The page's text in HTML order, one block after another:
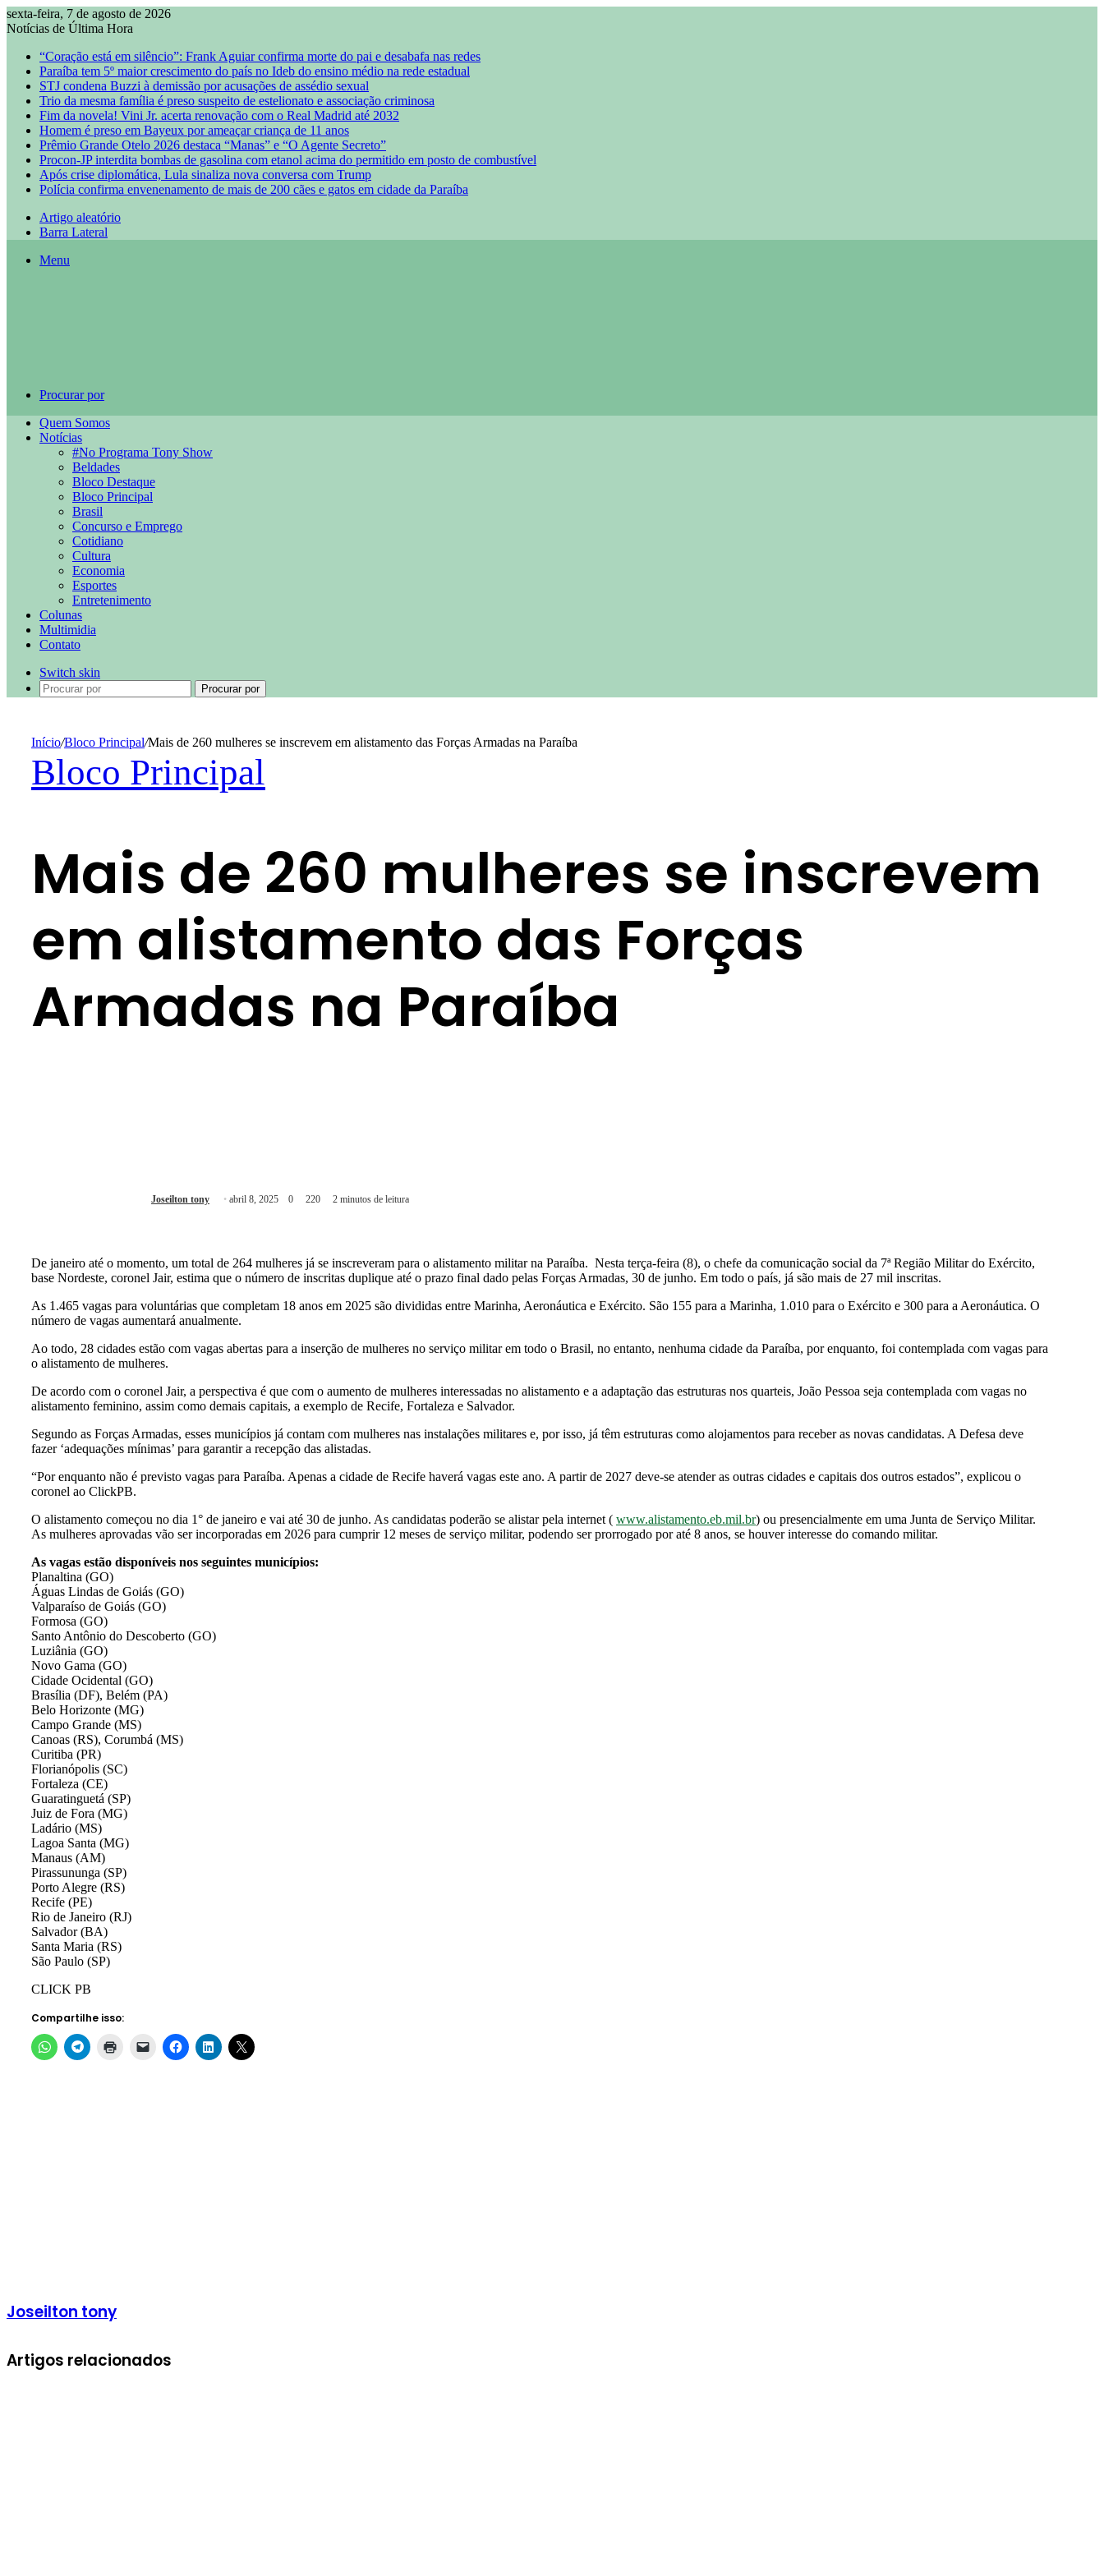
sexta-feira, 7 de agosto de 2026
Notícias de Última Hora
“Coração está em silêncio”: Frank Aguiar confirma morte do pai e desabafa nas redes
Paraíba tem 5º maior crescimento do país no Ideb do ensino médio na rede estadual
STJ condena Buzzi à demissão por acusações de assédio sexual
Trio da mesma família é preso suspeito de estelionato e associação criminosa
Fim da novela! Vini Jr. acerta renovação com o Real Madrid até 2032
Homem é preso em Bayeux por ameaçar criança de 11 anos
Prêmio Grande Otelo 2026 destaca “Manas” e “O Agente Secreto”
Procon-JP interdita bombas de gasolina com etanol acima do permitido em posto de combustível
Após crise diplomática, Lula sinaliza nova conversa com Trump
Polícia confirma envenenamento de mais de 200 cães e gatos em cidade da Paraíba
Artigo aleatório
Barra Lateral
Menu
Procurar por
Quem Somos
Notícias
#No Programa Tony Show
Beldades
Bloco Destaque
Bloco Principal
Brasil
Concurso e Emprego
Cotidiano
Cultura
Economia
Esportes
Entretenimento
Colunas
Multimidia
Contato
Switch skin
Procurar por
Início/Bloco Principal/Mais de 260 mulheres se inscrevem em alistamento das Forças Armadas na Paraíba
Bloco Principal
Mais de 260 mulheres se inscrevem
em alistamento das Forças
Armadas na Paraíba
Joseilton tony abril 8, 2025 0 220 2 minutos de leitura
De janeiro até o momento, um total de 264 mulheres já se inscreveram para o alistamento militar na Paraíba. Nesta terça-feira (8), o chefe da comunicação social da 7ª Região Militar do Exército,
base Nordeste, coronel Jair, estima que o número de inscritas duplique até o prazo final dado pelas Forças Armadas, 30 de junho. Em todo o país, já são mais de 27 mil inscritas.
As 1.465 vagas para voluntárias que completam 18 anos em 2025 são divididas entre Marinha, Aeronáutica e Exército. São 155 para a Marinha, 1.010 para o Exército e 300 para a Aeronáutica. O
número de vagas aumentará anualmente.
Ao todo, 28 cidades estão com vagas abertas para a inserção de mulheres no serviço militar em todo o Brasil, no entanto, nenhuma cidade da Paraíba, por enquanto, foi contemplada com vagas para
o alistamento de mulheres.
De acordo com o coronel Jair, a perspectiva é que com o aumento de mulheres interessadas no alistamento e a adaptação das estruturas nos quarteis, João Pessoa seja contemplada com vagas no
alistamento feminino, assim como demais capitais, a exemplo de Recife, Fortaleza e Salvador.
Segundo as Forças Armadas, esses municípios já contam com mulheres nas instalações militares e, por isso, já têm estruturas como alojamentos para receber as novas candidatas. A Defesa deve
fazer ‘adequações mínimas’ para garantir a recepção das alistadas.
“Por enquanto não é previsto vagas para Paraíba. Apenas a cidade de Recife haverá vagas este ano. A partir de 2027 deve-se atender as outras cidades e capitais dos outros estados”, explicou o
coronel ao ClickPB.
O alistamento começou no dia 1° de janeiro e vai até 30 de junho. As candidatas poderão se alistar pela internet ( www.alistamento.eb.mil.br) ou presencialmente em uma Junta de Serviço Militar.
As mulheres aprovadas vão ser incorporadas em 2026 para cumprir 12 meses de serviço militar, podendo ser prorrogado por até 8 anos, se houver interesse do comando militar.
As vagas estão disponíveis nos seguintes municípios:
Planaltina (GO)
Águas Lindas de Goiás (GO)
Valparaíso de Goiás (GO)
Formosa (GO)
Santo Antônio do Descoberto (GO)
Luziânia (GO)
Novo Gama (GO)
Cidade Ocidental (GO)
Brasília (DF), Belém (PA)
Belo Horizonte (MG)
Campo Grande (MS)
Canoas (RS), Corumbá (MS)
Curitiba (PR)
Florianópolis (SC)
Fortaleza (CE)
Guaratinguetá (SP)
Juiz de Fora (MG)
Ladário (MS)
Lagoa Santa (MG)
Manaus (AM)
Pirassununga (SP)
Porto Alegre (RS)
Recife (PE)
Rio de Janeiro (RJ)
Salvador (BA)
Santa Maria (RS)
São Paulo (SP)
CLICK PB
Compartilhe isso:
Joseilton tony
Artigos relacionados